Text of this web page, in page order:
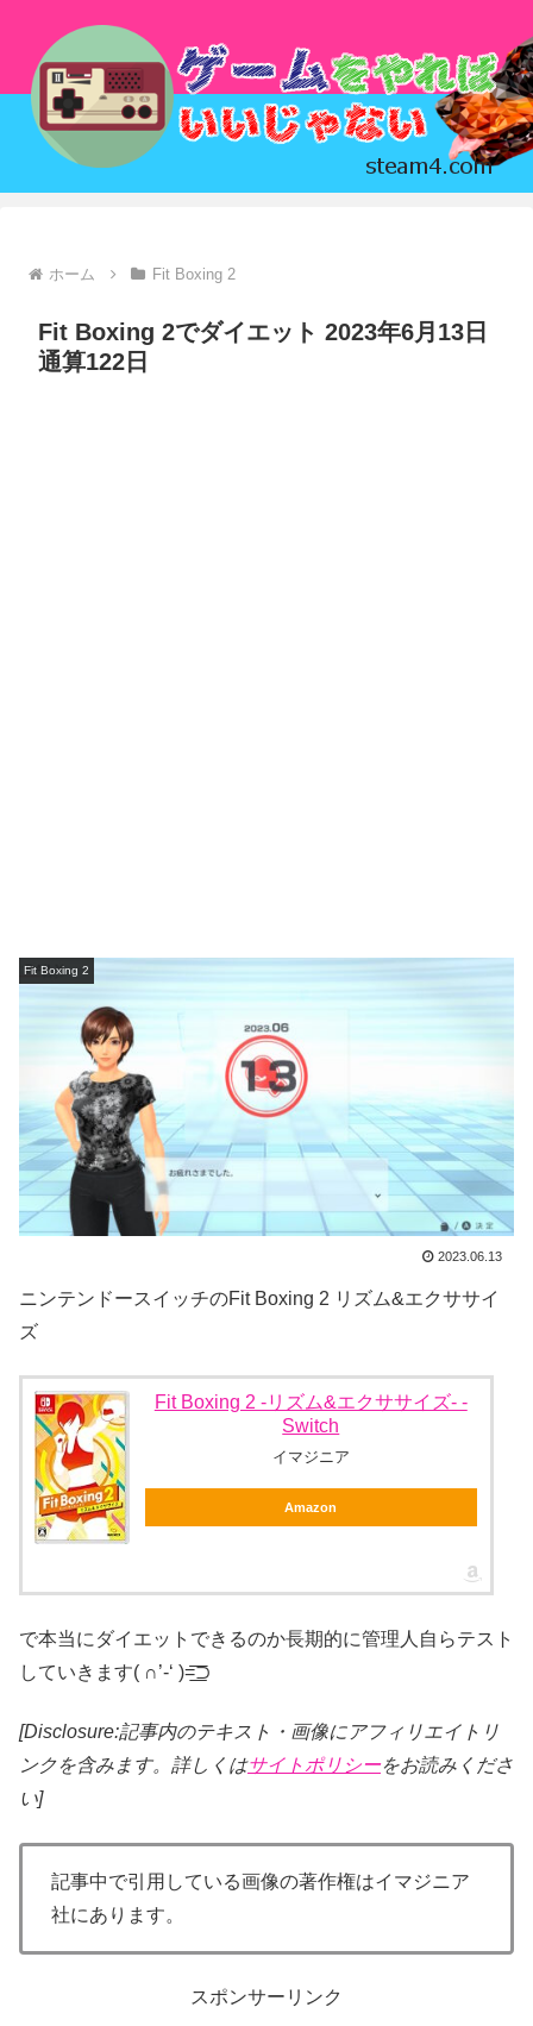
ホーム Fit Boxing 2
Fit Boxing 2でダイエット 2023年6月13日
通算122日
Fit Boxing 2
2023.06.13
ニンテンドースイッチのFit Boxing 2 リズム&エクササイ
ズ
Fit Boxing 2 -リズム&エクササイズ- -
Switch
イマジニア
Amazon
で本当にダイエットできるのか長期的に管理人自らテスト
していきます( ∩’-‘ )=͟͟͞͞⊃
[Disclosure:記事内のテキスト・画像にアフィリエイトリ
ンクを含みます。詳しくはサイトポリシーをお読みくださ
い]
記事中で引用している画像の著作権はイマジニア
社にあります。
スポンサーリンク